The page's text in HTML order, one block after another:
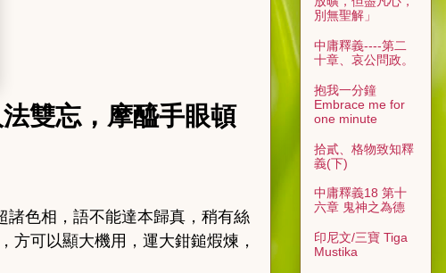
法雙忘，摩醯手眼頓
諸色相，語不能達本歸真，稍有絲
方可以顯大機用，運大鉗鎚煆煉，
別無聖解」
中庸釋義----第二
十章、哀公問政。
抱我一分鐘
Embrace me for
one minute
拾貳、格物致知釋
義(下)
中庸釋義18 第十
六章 鬼神之為德
印尼文/三寶 Tiga
Mustika